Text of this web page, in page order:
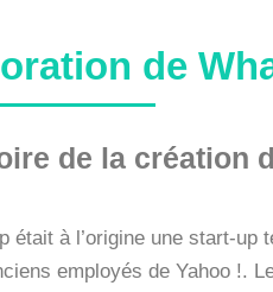
de
de la création
était à l’origine une start-up
employés de Yahoo !.